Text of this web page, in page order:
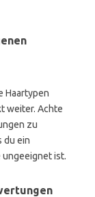
Haartypen
weiter. Achte
zu
du ein
ungeeignet ist.